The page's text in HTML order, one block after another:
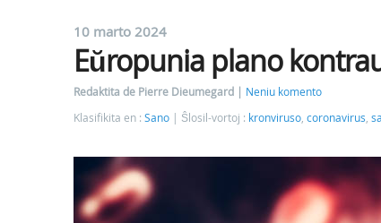
10 marto 2024
Eŭropunia plano
Redaktita de Pierre Dieumegard
Neniu komento
Klasifikita en : Sano Ŝlosil-vortoj : kronviruso, coronavirus,